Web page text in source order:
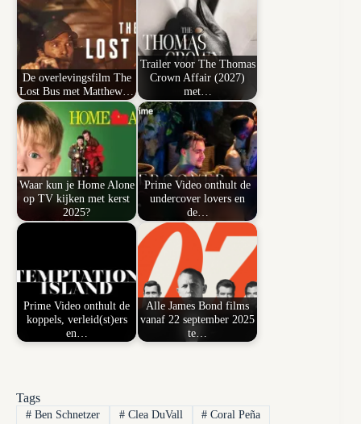
De overlevingsfilm The
Lost Bus met Matthew…
Trailer voor The Thomas
Crown Affair (2027)
met…
Waar kun je Home Alone
op TV kijken met kerst
2025?
Prime Video onthult de
undercover lovers en
de…
Prime Video onthult de
koppels, verleid(st)ers
en…
Alle James Bond films
vanaf 22 september 2025
te…
Tags
#Ben Schnetzer #Clea DuVall # Coral Peña